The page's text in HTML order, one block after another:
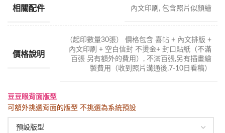
相關配件 內文印刷, 包含照片似顏繪
價格說明
（起印數量30張） 價格包含 喜帖 + 內文排版 +
內文印刷 + 空白信封 不燙金+ 封口貼紙（不滿
百張 另有額外的費用）, 不滿百張,另有插畫繪
製費用（收到照片溝通後,7-10日看稿）
豆豆眼背面版型
可額外挑選背面的版型 不挑選為系統預設